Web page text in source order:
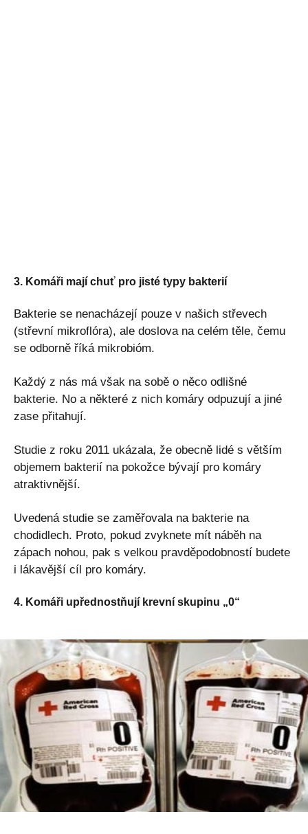
3. Komáři mají chuť pro jisté typy bakterií
Bakterie se nenacházejí pouze v našich střevech
(střevní mikroflóra), ale doslova na celém těle, čemu
se odborně říká mikrobióm.
Každý z nás má však na sobě o něco odlišné
bakterie. No a některé z nich komáry odpuzují a jiné
zase přitahují.
Studie z roku 2011 ukázala, že obecně lidé s větším
objemem bakterií na pokožce bývají pro komáry
atraktivnější.
Uvedená studie se zaměřovala na bakterie na
chodidlech. Proto, pokud zvyknete mít náběh na
zápach nohou, pak s velkou pravděpodobností budete
i lákavější cíl pro komáry.
4. Komáři upřednostňují krevní skupinu „0“